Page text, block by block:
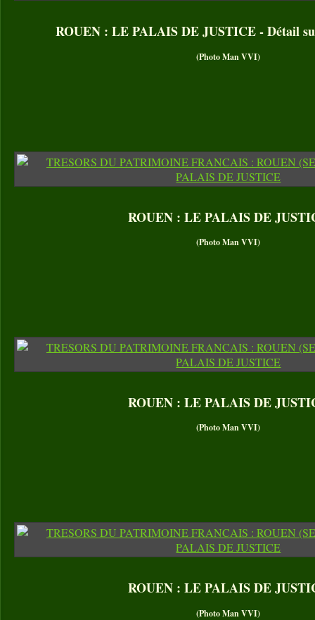
ROUEN : LE PALAIS DE JUSTICE - Détail
(Photo Man VVI)
ROUEN : LE PALAIS DE
(Photo Man VVI)
ROUEN : LE PALAIS DE
(Photo Man VVI)
ROUEN : LE PALAIS DE
(Photo Man VVI)